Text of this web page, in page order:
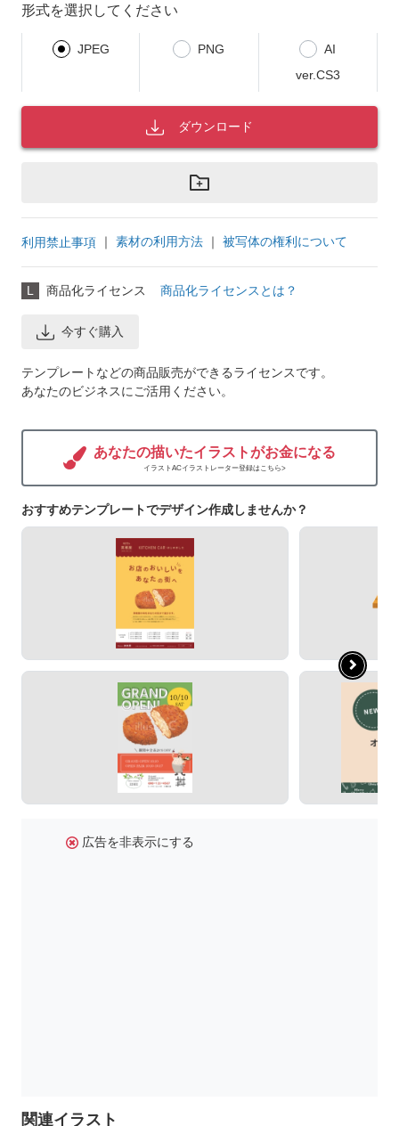
形式を選択してください
JPEG PNG
AI
ver.CS3
ダウンロード
利用禁止事項 ｜ 素材の利用方法 ｜ 被写体の権利について
L 商品化ライセンス 商品化ライセンスとは？
今すぐ購入
テンプレートなどの商品販売ができるライセンスです。
あなたのビジネスにご活用ください。
あなたの描いたイラストがお金になる
イラストACイラストレーター登録はこちら>
おすすめテンプレートでデザイン作成しませんか？
広告を非表示にする
関連イラスト